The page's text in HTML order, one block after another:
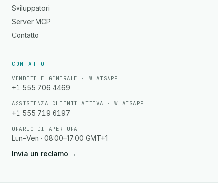
Sviluppatori
Server MCP
Contatto
CONTATTO
VENDITE E GENERALE · WHATSAPP
+1 555 706 4469
ASSISTENZA CLIENTI ATTIVA · WHATSAPP
+1 555 719 6197
ORARIO DI APERTURA
Lun–Ven · 08:00–17:00 GMT+1
Invia un reclamo →